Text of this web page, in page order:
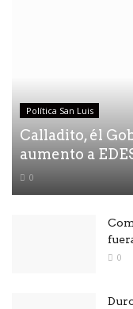
Política San Luis
Calladito, él
aumento a
0
0